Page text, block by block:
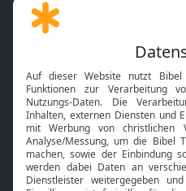
Gott und Bibel erklärt
Neuigkeiten